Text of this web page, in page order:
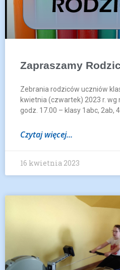
Zapraszamy
Zebrania rodziców uczniów
kwietnia (czwartek) 2023 r. wg
godz. 17.00 – klasy 1abc, 2ab,
Czytaj więcej...
16 kwietnia 2023